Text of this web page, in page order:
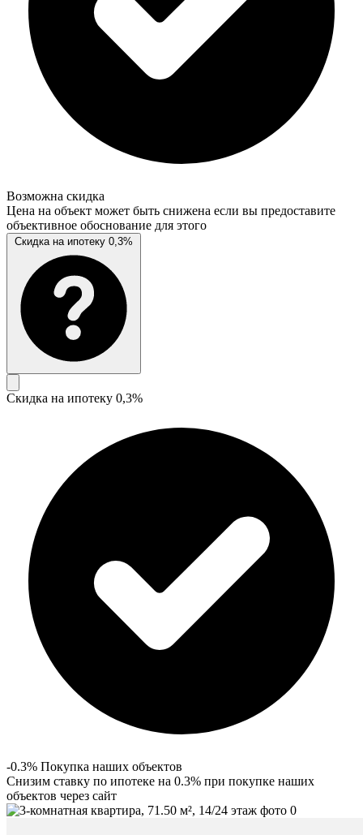
Возможна скидка
Цена на объект может быть снижена если вы предоставите
объективное обоснование для этого
Скидка на ипотеку 0,3%
Скидка на ипотеку 0,3%
-0.3% Покупка наших объектов
Снизим ставку по ипотеке на 0.3% при покупке наших
объектов через сайт